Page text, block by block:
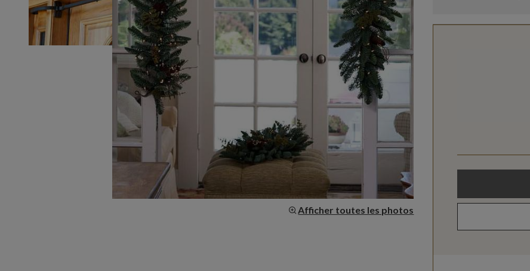
Afficher toutes les photos